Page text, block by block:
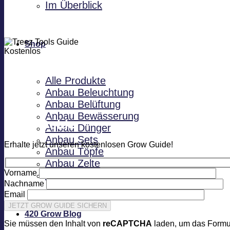
Im Überblick
Shop
Alle Produkte
Anbau Beleuchtung
Anbau Belüftung
Anbau Bewässerung
Anbau Dünger
Anbau Sets
Anbau Töpfe
Anbau Zelte
420 Grow Blog
Kosten­­los
Grow Guide
Erhalte jetzt unseren kostenlosen Grow Guide!
Vorname
Nachname
Email
Sie müssen den Inhalt von reCAPTCHA laden, um das